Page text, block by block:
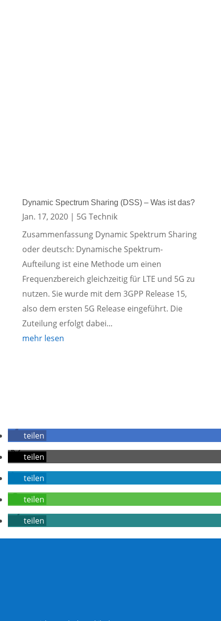
Dynamic Spectrum Sharing (DSS) – Was ist das?
Jan. 17, 2020| 5G Technik
Zusammenfassung Dynamic Spektrum Sharing
oder deutsch: Dynamische Spektrum-
Aufteilung ist eine Methode um einen
Frequenzbereich gleichzeitig für LTE und 5G zu
nutzen. Sie wurde mit dem 3GPP Release 15,
also dem ersten 5G Release eingeführt. Die
Zuteilung erfolgt dabei...
mehr lesen
teilen
teilen
teilen
teilen
teilen